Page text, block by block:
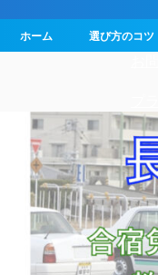
ホーム 選び方のコツ